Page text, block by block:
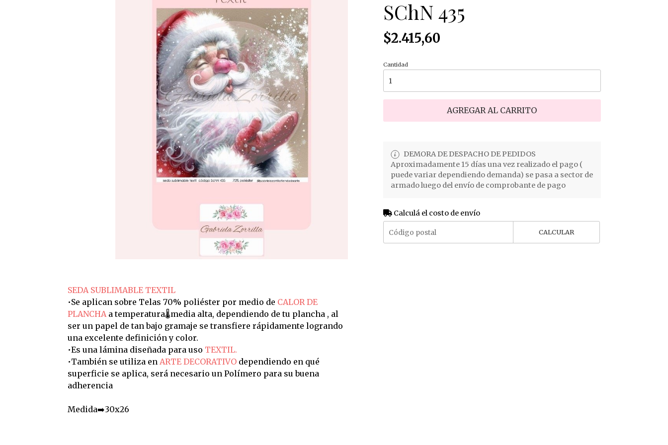
SEDA SUBLIMABLE TEXTIL
•Se aplican sobre Telas 70% poliéster por medio de CALOR DE
PLANCHA a temperatura🌡️media alta, dependiendo de tu plancha , al
ser un papel de tan bajo gramaje se transfiere rápidamente logrando
una excelente definición y color.
•Es una lámina diseñada para uso TEXTIL.
•También se utiliza en ARTE DECORATIVO dependiendo en qué
superficie se aplica, será necesario un Polímero para su buena
adherencia
Medida➡️30x26
SChN 435
$2.415,60
Cantidad
AGREGAR AL CARRITO
DEMORA DE DESPACHO DE PEDIDOS
Aproximadamente 15 días una vez realizado el pago (
puede variar dependiendo demanda) se pasa a sector de
armado luego del envío de comprobante de pago
Calculá el costo de envío
CALCULAR